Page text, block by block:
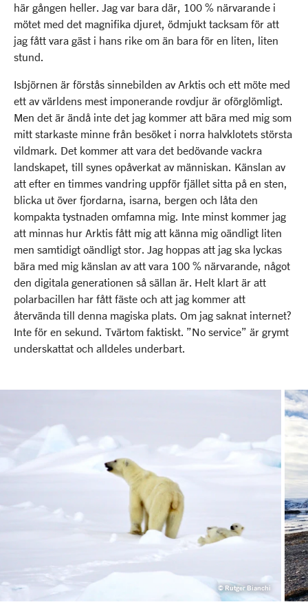
här gången heller. Jag var bara där, 100 % närvarande i
mötet med det magnifika djuret, ödmjukt tacksam för att
jag fått vara gäst i hans rike om än bara för en liten, liten
stund.
Isbjörnen är förstås sinnebilden av Arktis och ett möte med
ett av världens mest imponerande rovdjur är oförglömligt.
Men det är ändå inte det jag kommer att bära med mig som
mitt starkaste minne från besöket i norra halvklotets största
vildmark. Det kommer att vara det bedövande vackra
landskapet, till synes opåverkat av människan. Känslan av
att efter en timmes vandring uppför fjället sitta på en sten,
blicka ut över fjordarna, isarna, bergen och låta den
kompakta tystnaden omfamna mig. Inte minst kommer jag
att minnas hur Arktis fått mig att känna mig oändligt liten
men samtidigt oändligt stor. Jag hoppas att jag ska lyckas
bära med mig känslan av att vara 100 % närvarande, något
den digitala generationen så sällan är. Helt klart är att
polarbacillen har fått fäste och att jag kommer att
återvända till denna magiska plats. Om jag saknat internet?
Inte för en sekund. Tvärtom faktiskt. ”No service” är grymt
underskattat och alldeles underbart.
© Rutger Bianchi